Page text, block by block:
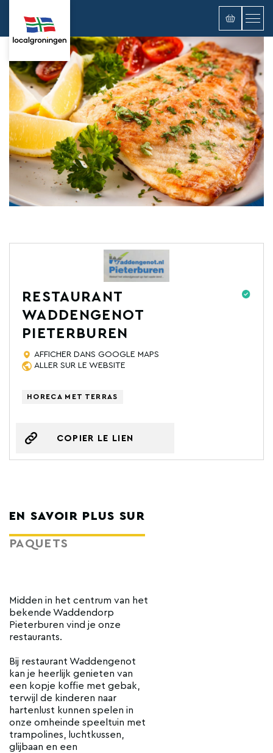
RESTAURANT
WADDENGENOT
PIETERBUREN
AFFICHER DANS GOOGLE MAPS
ALLER SUR LE WEBSITE
HORECA MET TERRAS
COPIER LE LIEN
EN SAVOIR PLUS SUR
PAQUETS
Midden in het centrum van het
bekende Waddendorp
Pieterburen vind je onze
restaurants.
Bij restaurant Waddengenot
kan je heerlijk genieten van
een kopje koffie met gebak,
terwijl de kinderen naar
hartenlust kunnen spelen in
onze omheinde speeltuin met
trampolines, luchtkussen,
glijbaan en een